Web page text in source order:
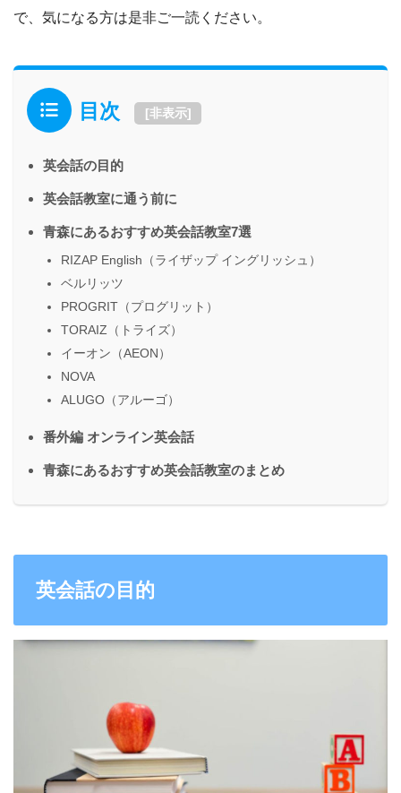
で、気になる方は是非ご一読ください。
目次 [非表示]
英会話の目的
英会話教室に通う前に
青森にあるおすすめ英会話教室7選
RIZAP English（ライザップ イングリッシュ）
ベルリッツ
PROGRIT（プログリット）
TORAIZ（トライズ）
イーオン（AEON）
NOVA
ALUGO（アルーゴ）
番外編 オンライン英会話
青森にあるおすすめ英会話教室のまとめ
英会話の目的